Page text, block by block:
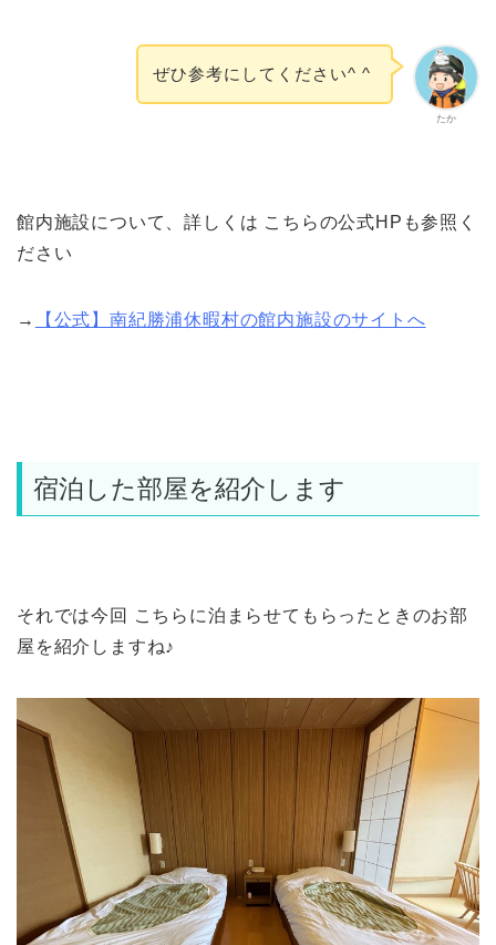
たか
ぜひ参考にしてください^ ^
館内施設について、詳しくは こちらの公式HPも参照く
ださい
→ 【公式】南紀勝浦休暇村の館内施設のサイトへ
宿泊した部屋を紹介します
それでは今回 こちらに泊まらせてもらったときのお部
屋を紹介しますね♪